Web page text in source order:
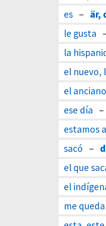
es – är,
le gusta
la
el nuevo,
el anciano
ese día –
estamos
sacó –
el que
el
me queda